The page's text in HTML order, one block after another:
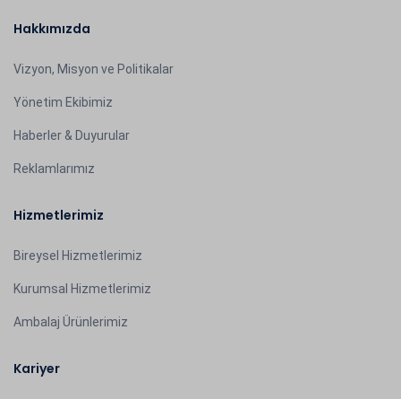
Hakkımızda
Vizyon, Misyon ve Politikalar
Yönetim Ekibimiz
Haberler & Duyurular
Reklamlarımız
Hizmetlerimiz
Bireysel Hizmetlerimiz
Kurumsal Hizmetlerimiz
Ambalaj Ürünlerimiz
Kariyer